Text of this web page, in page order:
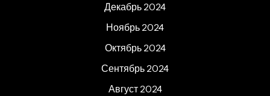
Декабрь 2024
Ноябрь 2024
Октябрь 2024
Сентябрь 2024
Август 2024